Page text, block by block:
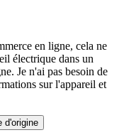
en ligne, cela ne
électrique dans un
Je n'ai pas besoin de
sur l'appareil et
d'origine